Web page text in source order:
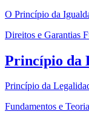
O Princípio da
Direitos e Garantias
Princípio da
Princípio da
Fundamentos e